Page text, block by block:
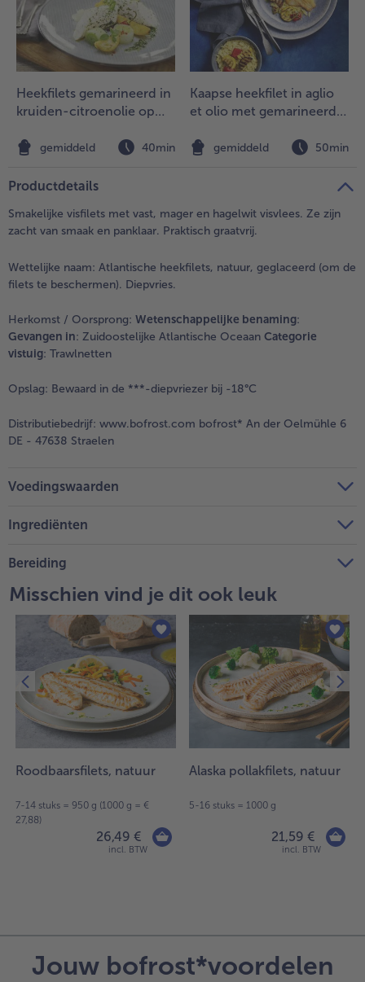
Heekfilets gemarineerd in
kruiden-citroenolie op
gemiddeld 40min
Kaapse heekfilet in aglio
et olio met gemarineerde
noedelrisotto
gemiddeld 50min
Productdetails
Smakelijke visfilets met vast, mager en hagelwit visvlees. Ze zijn
zacht van smaak en panklaar. Praktisch graatvrij.
Wettelijke naam: Atlantische heekfilets, natuur, geglaceerd (om de
filets te beschermen). Diepvries.
Herkomst / Oorsprong: Wetenschappelijke benaming:
Gevangen in: Zuidoostelijke Atlantische Oceaan Categorie
vistuig: Trawlnetten
Opslag: Bewaard in de ***-diepvriezer bij -18°C
Distributiebedrijf: www.bofrost.com bofrost* An der Oelmühle 6
DE - 47638 Straelen
Voedingswaarden
Ingrediënten
Bereiding
Misschien vind je dit ook leuk
Roodbaarsfilets, natuur
7-14 stuks = 950 g (1000 g = €
27,88)
26,49 €
incl. BTW
Alaska pollakfilets, natuur
5-16 stuks = 1000 g
21,59 €
incl. BTW
Jouw bofrost*voordelen